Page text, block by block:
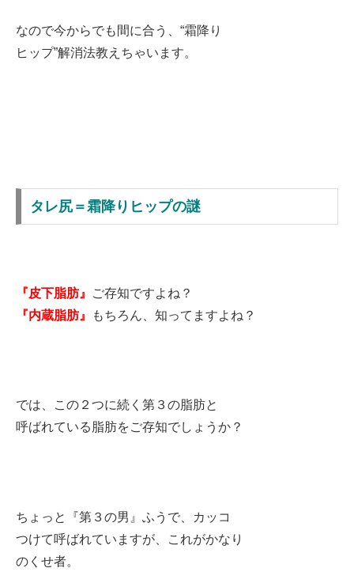
なので今からでも間に合う、“霜降り
ヒップ”解消法教えちゃいます。
タレ尻＝霜降りヒップの謎
『皮下脂肪』
ご存知ですよね？
『内蔵脂肪』
もちろん、知ってますよね？
では、この２つに続く第３の脂肪と
呼ばれている脂肪をご存知でしょうか？
ちょっと『第３の男』ふうで、カッコ
つけて呼ばれていますが、これがかなり
のくせ者。